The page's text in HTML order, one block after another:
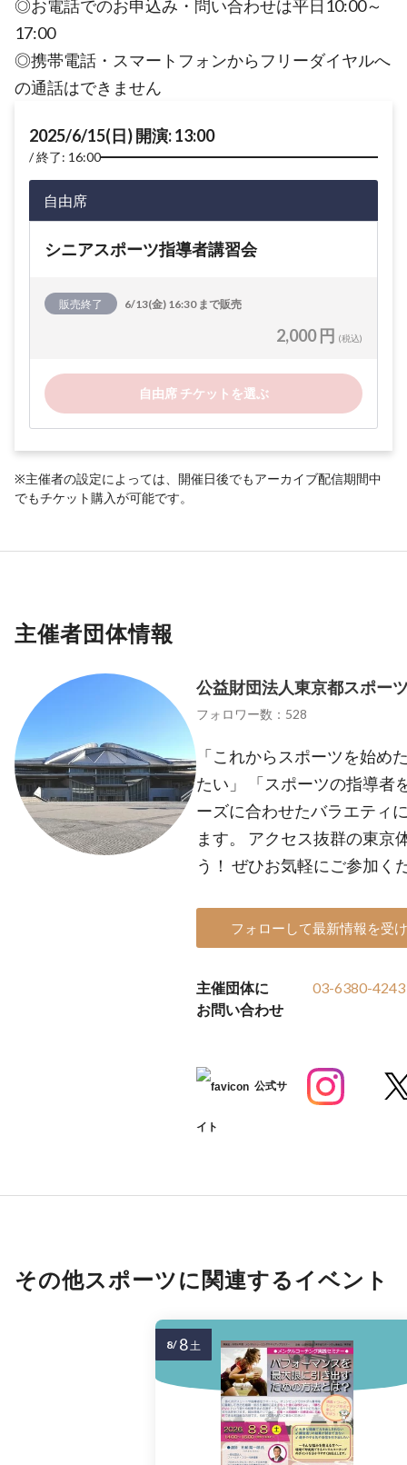
◎お電話でのお申込み・問い合わせは平日10:00～
17:00
◎携帯電話・スマートフォンからフリーダイヤルへ
の通話はできません
2025/6/15(日) 開演: 13:00
終了: 16:00
自由席
シニアスポーツ指導者講習会
販売終了 6/13(金) 16:30 まで販売
2,000 円 (税込)
自由席 チケットを選ぶ
※主催者の設定によっては、開催日後でもアーカイブ配信期間中
でもチケット購入が可能です。
主催者団体情報
公益財団法人東京都スポー
フォロワー数：528
「これからスポーツを始め
たい」 「スポーツの指導者
ーズに合わせたバラエティ
ます。 アクセス抜群の東京
う！ ぜひお気軽にご参加く
フォローして最新情報を受
主催団体に
お問い合わせ
03-6380-4243
公式サ
イト
その他スポーツに関連するイベント
8/ 8土